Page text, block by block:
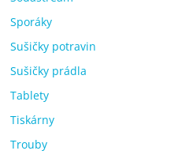
Sporáky
Sušičky potravin
Sušičky prádla
Tablety
Tiskárny
Trouby